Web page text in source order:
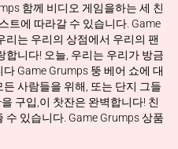
함께 비디오 게임을하는 세 친
트에 따라갈 수 있습니다. Game
리는 우리의 상점에서 우리의 팬
합니다! 오늘, 우리는 우리가 방금
Game Grumps 뚱 베어 쇼에 대
사람들을 위해, 또는 단지 그들
구입,이 찻잔은 완벽합니다! 친
수 있습니다. Game Grumps 상품